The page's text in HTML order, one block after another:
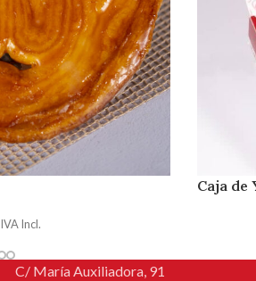
IVA Incl.
Caja de
C/ María Auxiliadora, 91